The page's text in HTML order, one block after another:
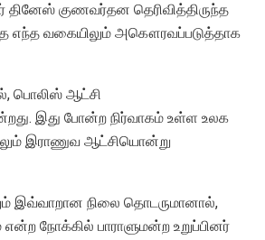
தினேஸ் குணவர்தன தெரிவித்திருந்த
எந்த வகையிலும் அகௌரவப்படுத்தாக
பொலிஸ் ஆட்சி
இது போன்ற நிர்வாகம் உள்ள உலக
இராணுவ ஆட்சியொன்று
இவ்வாறான நிலை தொடருமானால்,
நோக்கில் பாராளுமன்ற உறுப்பினர்